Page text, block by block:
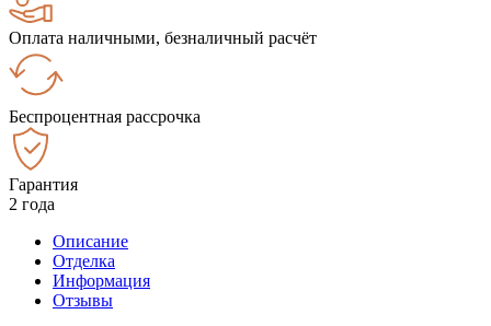
Оплата наличными, безналичный расчёт
Беспроцентная рассрочка
Гарантия
2 года
Описание
Отделка
Информация
Отзывы